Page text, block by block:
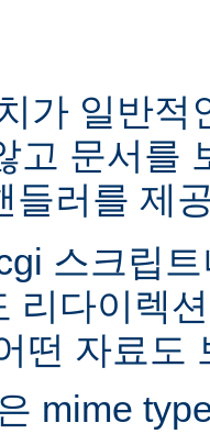
가 일반적
고 문서를
들러를 제
스크립
리다이렉
떤 자료도
mime